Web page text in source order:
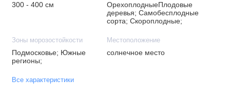
300 - 400 см
ОрехоплодныеПлодовые
деревья; Самобесплодные
сорта; Скороплодные;
Зоны морозостойкости
Подмосковье; Южные
регионы;
Местоположение
солнечное место
Все характеристики